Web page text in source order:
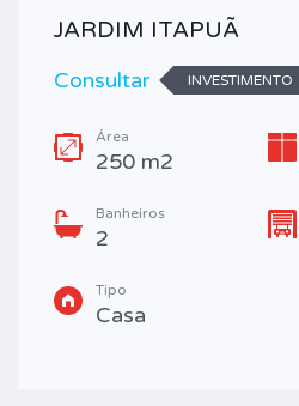
JARDIM ITAPUÃ
Consultar
INVESTIMENTO
Área
250 m2
Banheiros
2
Tipo
Casa